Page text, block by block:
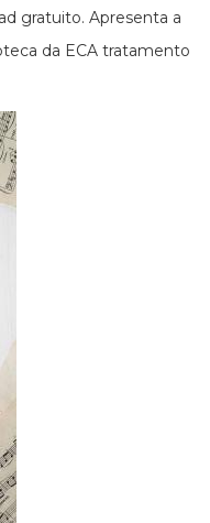
gratuito. Apresenta a
da ECA tratamento